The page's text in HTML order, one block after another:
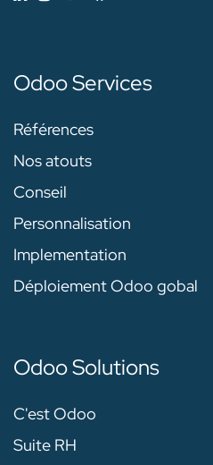
Odoo Services
Références
Nos atouts
Conseil
Personnalisation
Implementation
Déploiement Odoo gobal
Odoo Solutions
C'est Odoo
Suite RH